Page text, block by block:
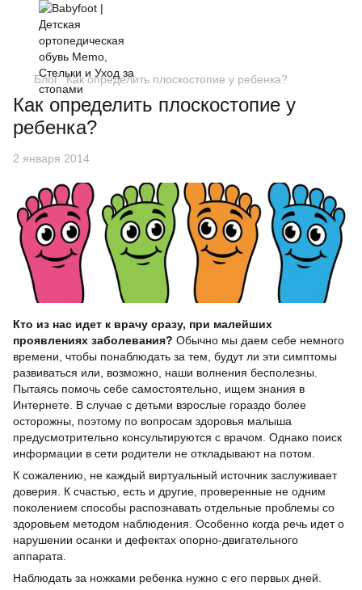
Блог Как определить плоскостопие у ребенка?
Как определить плоскостопие у
ребенка?
2 января 2014
Кто из нас идет к врачу сразу, при малейших
проявлениях заболевания? Обычно мы даем себе немного
времени, чтобы понаблюдать за тем, будут ли эти симптомы
развиваться или, возможно, наши волнения бесполезны.
Пытаясь помочь себе самостоятельно, ищем знания в
Интернете. В случае с детьми взрослые гораздо более
осторожны, поэтому по вопросам здоровья малыша
предусмотрительно консультируются с врачом. Однако поиск
информации в сети родители не откладывают на потом.
К сожалению, не каждый виртуальный источник заслуживает
доверия. К счастью, есть и другие, проверенные не одним
поколением способы распознавать отдельные проблемы со
здоровьем методом наблюдения. Особенно когда речь идет о
нарушении осанки и дефектах опорно-двигательного
аппарата.
Наблюдать за ножками ребенка нужно с его первых дней.